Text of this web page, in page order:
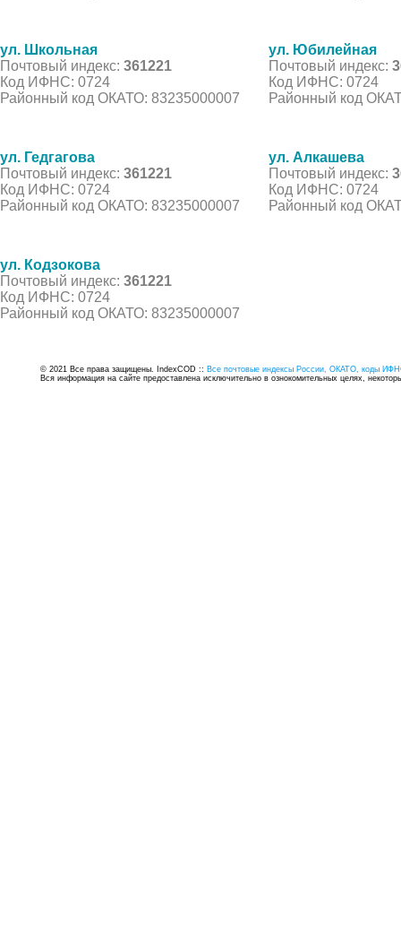
ул. Школьная
Почтовый индекс: 361221
Код ИФНС: 0724
Районный код ОКАТО: 83235000007
ул. Юбилейная
Почтовый индекс:
Код ИФНС: 0724
Районный код
ул. Гедгагова
Почтовый индекс: 361221
Код ИФНС: 0724
Районный код ОКАТО: 83235000007
ул. Алкашева
Почтовый индекс:
Код ИФНС: 0724
Районный код
ул. Кодзокова
Почтовый индекс: 361221
Код ИФНС: 0724
Районный код ОКАТО: 83235000007
© 2021 Все права защищены. IndexCOD :: Все почтовые индексы России, ОКАТО, коды
Вся информация на сайте предоставлена исключительно в ознокомительных целях,